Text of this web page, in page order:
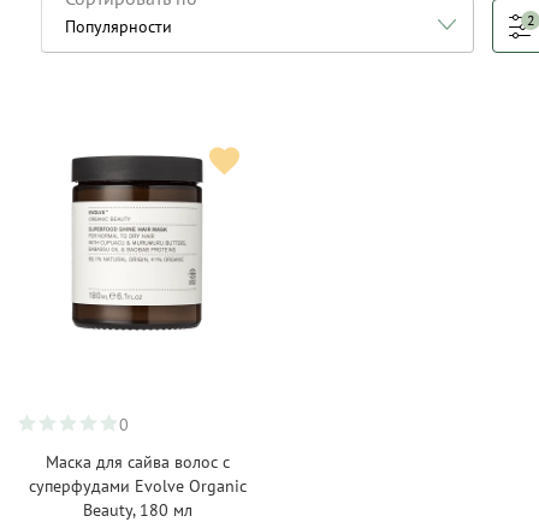
2
0
Маска для сайва волос с
суперфудами Evolve Organic
Beauty, 180 мл